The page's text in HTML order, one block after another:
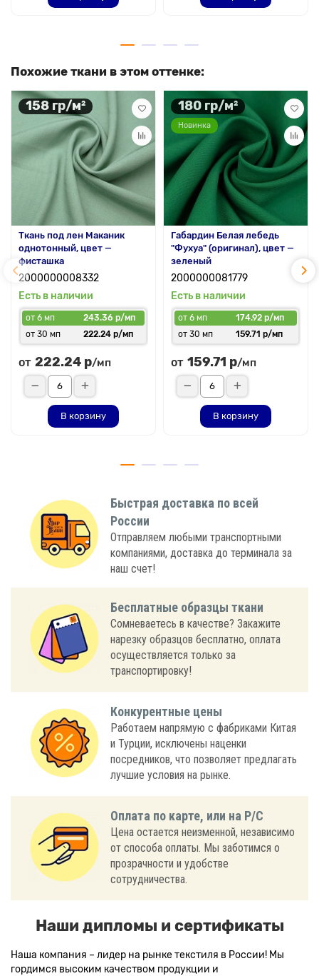
Похожие ткани в этом оттенке:
158 гр/м²
Ткань под лен Маканик
однотонный, цвет —
фисташка
2000000008332
Есть в наличии
от 6 мп
243.36 р/мп
от 30 мп
222.24 р/мп
от 222.24 р/мп
В корзину
180 гр/м²
Новинка
Габардин Белая лебедь
"Фухуа" (оригинал), цвет —
зеленый
2000000081779
Есть в наличии
от 6 мп
174.92 р/мп
от 30 мп
159.71 р/мп
от 159.71 р/мп
В корзину
Быстрая доставка по всей
России
Отправляем любыми транспортными
компаниями, доставка до терминала за
наш счет!
Бесплатные образцы ткани
Сомневаетесь в качестве? Закажите
нарезку образцов бесплатно, оплата
осуществляется только за
транспортировку!
Конкурентные цены
Работаем напрямую с фабриками Китая
и Турции, исключены наценки
посредников, что позволяет предлагать
лучшие условия на рынке.
Оплата по карте, или на Р/С
Цена остается неизменной, независимо
от способа оплаты. Мы заботимся о
прозрачности и удобстве
сотрудничества.
Наши дипломы и сертификаты
Наша компания – лидер на рынке текстиля в России! Мы
гордимся высоким качеством продукции и